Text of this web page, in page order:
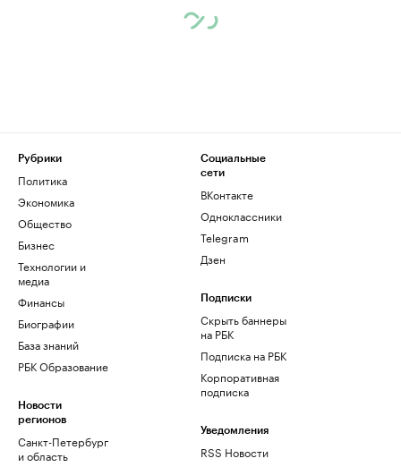
Рубрики
Политика
Экономика
Общество
Бизнес
Технологии и
медиа
Финансы
Биографии
База знаний
РБК Образование
Новости
регионов
Санкт-Петербург
и область
Социальные
сети
ВКонтакте
Одноклассники
Telegram
Дзен
Подписки
Скрыть баннеры
на РБК
Подписка на РБК
Корпоративная
подписка
Уведомления
RSS Новости